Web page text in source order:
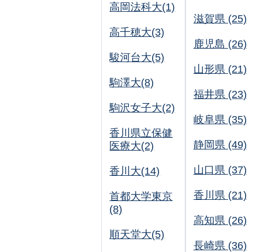
高岡法科大(1)
高千穂大(3)
駿河台大(5)
駒澤大(8)
駒沢女子大(2)
香川県立保健
医療大(2)
香川大(14)
首都大学東京
(8)
順天堂大(5)
滋賀県 (25)
鹿児島 (26)
山形県 (21)
福井県 (23)
岐阜県 (35)
静岡県 (49)
山口県 (37)
香川県 (21)
高知県 (26)
長崎県 (36)